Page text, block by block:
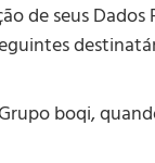
de seus
boqi,